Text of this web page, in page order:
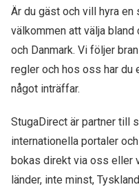
Är du gäst och vill hyra en
välkommen att välja
och Danmark. Vi följer
regler och hos oss har
något inträffar.
StugaDirect är partner till
internationella portaler
bokas direkt via oss eller
länder, inte minst,